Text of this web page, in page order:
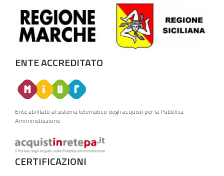
ENTE ACCREDITATO
Ente abilitato al sistema telematico degli acquisti per la Pubblica
Amministrazione
CERTIFICAZIONI